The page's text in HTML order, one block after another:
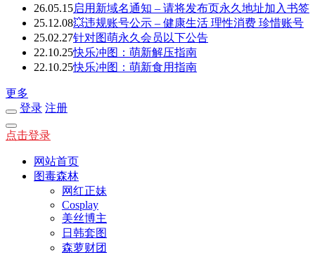
26.05.15启用新域名通知 – 请将发布页永久地址加入书签
25.12.08💥违规账号公示 – 健康生活 理性消费 珍惜账号
25.02.27针对图萌永久会员以下公告
22.10.25快乐冲图：萌新解压指南
22.10.25快乐冲图：萌新食用指南
更多
登录 注册
点击登录
网站首页
图毒森林
网红正妹
Cosplay
美丝博主
日韩套图
森萝财团